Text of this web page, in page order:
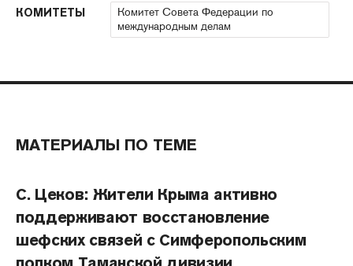
КОМИТЕТЫ
Комитет Совета Федерации по
международным делам
МАТЕРИАЛЫ ПО ТЕМЕ
С. Цеков: Жители Крыма активно
поддерживают восстановление
шефских связей с Симферопольским